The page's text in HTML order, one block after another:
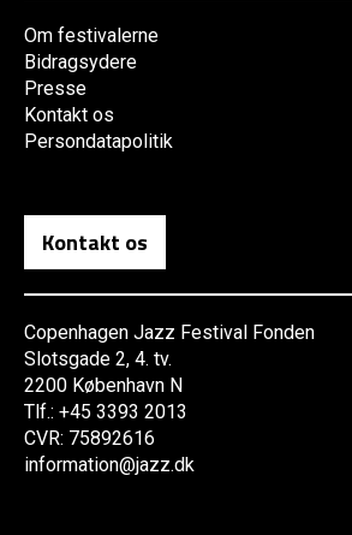
Om festivalerne
Bidragsydere
Presse
Kontakt os
Persondatapolitik
Kontakt os
Copenhagen Jazz Festival Fonden
Slotsgade 2, 4. tv.
2200 København N
Tlf.: +45 3393 2013
CVR: 75892616
information@jazz.dk